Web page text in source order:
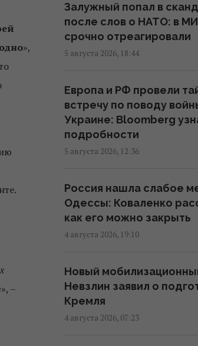
»,
», –
маршруты ряда
14:14 пятница, 07 августа 2026
лидеров
13:51 пятница, 07 августа 2026
В Украине выпустят
Блокировка портов уже
привела к остановке
Цены на медь на пути к
рекорду: сколько стоит
Залужный попал в
после слов о НАТО: в
срочно отреагировали
5 августа 2026, 18:44
Европа и РФ провели
встречу по поводу
Украине: Bloomberg
подробности
5 августа 2026, 12:36
Россия нашла слабое
Одессы: Коваленко
как его можно закрыть
4 августа 2026, 19:10
Новый
Невзлин заявил о
Кремля
4 августа 2026, 07:23